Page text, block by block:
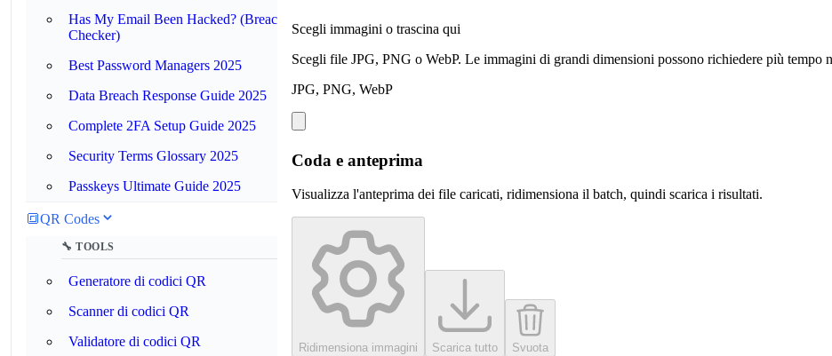
Has My Email Been Hacked? (Breach
Checker)
Best Password Managers 2025
Data Breach Response Guide 2025
Complete 2FA Setup Guide 2025
Security Terms Glossary 2025
Passkeys Ultimate Guide 2025
🔳QR Codes
🔧 TOOLS
Generatore di codici QR
Scanner di codici QR
Validatore di codici QR
Scegli immagini o trascina qui
Scegli file JPG, PNG o WebP. Le immagini di grandi dimensioni possono richiedere più tempo
JPG, PNG, WebP
Coda e anteprima
Visualizza l'anteprima dei file caricati, ridimensiona il batch, quindi scarica i risultati.
Ridimensiona immagini Scarica tutto Svuota